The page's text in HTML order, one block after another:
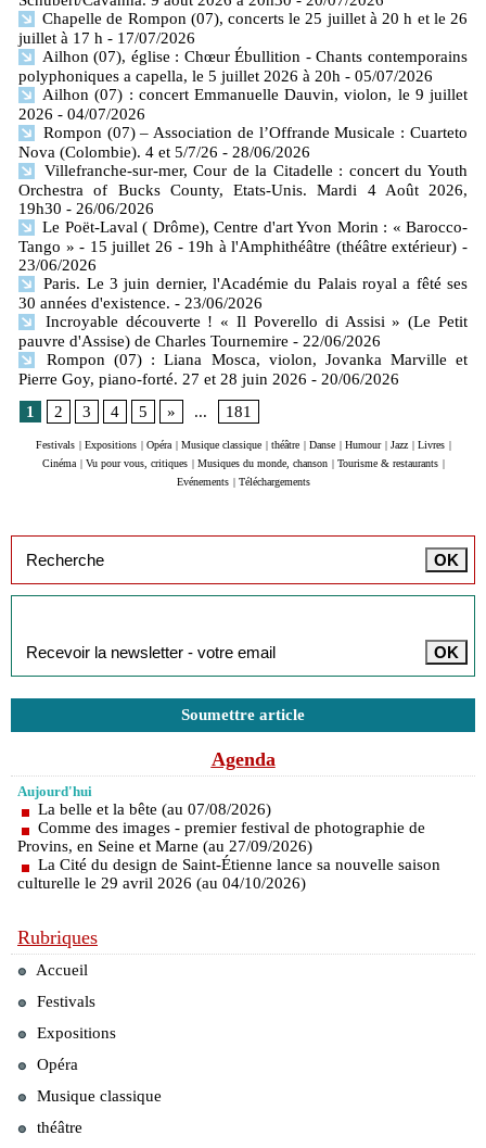
Chapelle de Rompon (07), concerts le 25 juillet à 20 h et le 26
juillet à 17 h - 17/07/2026
Ailhon (07), église : Chœur Ébullition - Chants contemporains
polyphoniques a capella, le 5 juillet 2026 à 20h - 05/07/2026
Ailhon (07) : concert Emmanuelle Dauvin, violon, le 9 juillet
2026 - 04/07/2026
Rompon (07) – Association de l’Offrande Musicale : Cuarteto
Nova (Colombie). 4 et 5/7/26 - 28/06/2026
Villefranche-sur-mer, Cour de la Citadelle : concert du Youth
Orchestra of Bucks County, Etats-Unis. Mardi 4 Août 2026,
19h30 - 26/06/2026
Le Poët-Laval ( Drôme), Centre d'art Yvon Morin : « Barocco-
Tango » - 15 juillet 26 - 19h à l'Amphithéâtre (théâtre extérieur) -
23/06/2026
Paris. Le 3 juin dernier, l'Académie du Palais royal a fêté ses
30 années d'existence. - 23/06/2026
Incroyable découverte ! « Il Poverello di Assisi » (Le Petit
pauvre d'Assise) de Charles Tournemire - 22/06/2026
Rompon (07) : Liana Mosca, violon, Jovanka Marville et
Pierre Goy, piano-forté. 27 et 28 juin 2026 - 20/06/2026
1
2 3 4 5 » ... 181
Festivals Expositions Opéra Musique classique théâtre Danse Humour Jazz Livres
Cinéma
Vu pour vous, critiques Musiques du monde, chanson Tourisme & restaurants
Evénements
Téléchargements
Soumettre article
Agenda
Aujourd'hui
La belle et la bête (au 07/08/2026)
Comme des images - premier festival de photographie de
Provins, en Seine et Marne (au 27/09/2026)
La Cité du design de Saint-Étienne lance sa nouvelle saison
culturelle le 29 avril 2026 (au 04/10/2026)
Rubriques
Accueil
Festivals
Expositions
Opéra
Musique classique
théâtre